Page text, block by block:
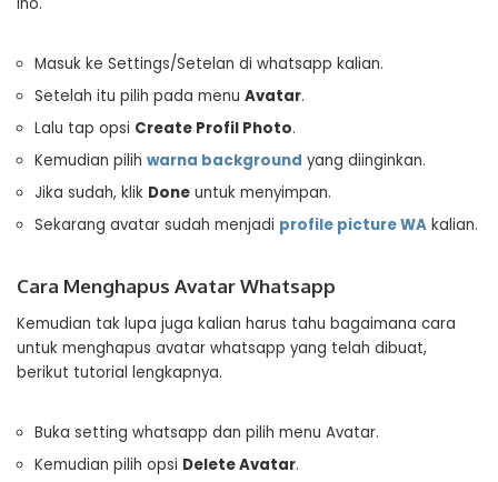
Masuk ke Settings/Setelan di whatsapp kalian.
Setelah itu pilih pada menu Avatar.
Lalu tap opsi Create Profil Photo.
Kemudian pilih warna background yang diinginkan.
Jika sudah, klik Done untuk menyimpan.
Sekarang avatar sudah menjadi profile picture WA kalian.
Cara Menghapus Avatar Whatsapp
Kemudian tak lupa juga kalian harus tahu bagaimana cara
untuk menghapus avatar whatsapp yang telah dibuat,
berikut tutorial lengkapnya.
Buka setting whatsapp dan pilih menu Avatar.
Kemudian pilih opsi Delete Avatar.